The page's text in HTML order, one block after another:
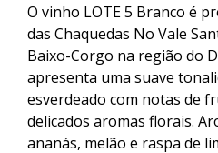
O vinho LOTE 5 Branco é
das Chaquedas No Vale
Baixo-Corgo na região do
apresenta uma suave
esverdeado com notas de
delicados aromas florais.
ananás, melão e raspa de